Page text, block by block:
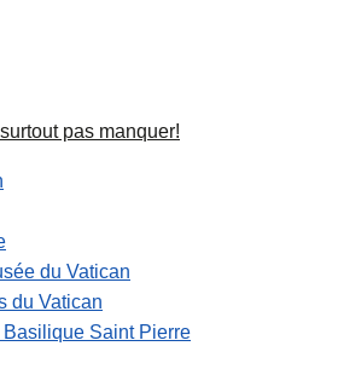
pas manquer!
du Vatican
du Vatican
Saint Pierre